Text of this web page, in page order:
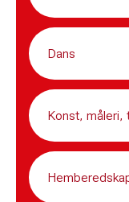
Dans
Konst, måleri,